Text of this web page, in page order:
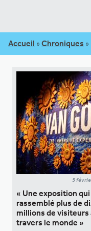
Accueil » Chroniques »
5
« Une exposition qui
rassemblé plus de
millions de visiteurs
travers le monde »